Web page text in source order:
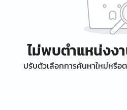
ไม่พบตำแหน่ง
ปรับตัวเลือกการค้นหาใหม่หรื